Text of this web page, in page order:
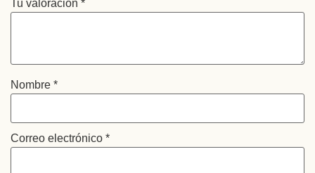
Tu valoración *
Nombre *
Correo electrónico *